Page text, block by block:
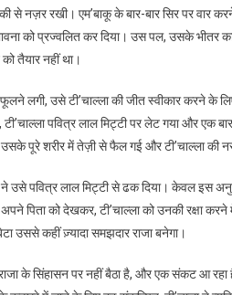
से नज़र रखी। एम’बाकू के बार-बार सिर पर वार
को प्रज्वलित कर दिया। उस पल, उसके
तैयार नहीं था।
उसे टी’चाल्ला की जीत स्वीकार करने के लिए
टी’चाल्ला पवित्र लाल मिट्टी पर लेट गया और
पूरे शरीर में तेज़ी से फैल गई और टी’चाल्ला की
पवित्र लाल मिट्टी से ढक दिया। केवल इस
पिता को देखकर, टी’चाल्ला को उनकी रक्षा
उससे कहीं ज़्यादा समझदार राजा बनेगा।
राजा के सिंहासन पर नहीं बैठा है, और एक संकट आ